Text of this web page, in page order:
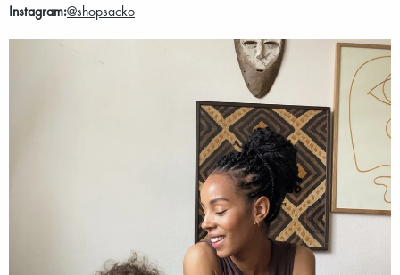
Instagram:@shopsacko